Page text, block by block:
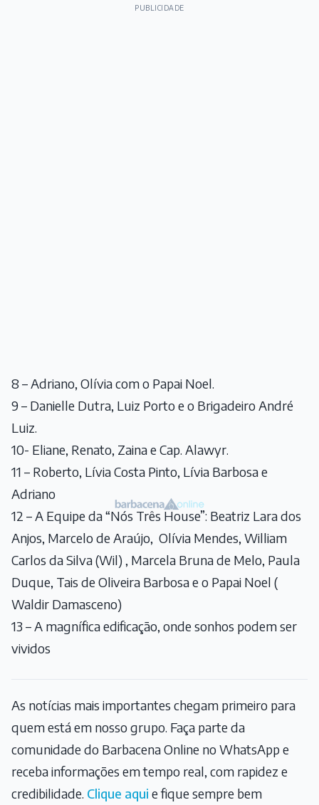
PUBLICIDADE
8 – Adriano, Olívia com o Papai Noel.
9 – Danielle Dutra, Luiz Porto e o Brigadeiro André
Luiz.
10- Eliane, Renato, Zaina e Cap. Alawyr.
11 – Roberto, Lívia Costa Pinto, Lívia Barbosa e
Adriano
12 – A Equipe da “Nós Três House”: Beatriz Lara dos
Anjos, Marcelo de Araújo, Olívia Mendes, William
Carlos da Silva (Wil) , Marcela Bruna de Melo, Paula
Duque, Tais de Oliveira Barbosa e o Papai Noel (
Waldir Damasceno)
13 – A magnífica edificação, onde sonhos podem ser
vividos
As notícias mais importantes chegam primeiro para
quem está em nosso grupo. Faça parte da
comunidade do Barbacena Online no WhatsApp e
receba informações em tempo real, com rapidez e
credibilidade. Clique aqui e fique sempre bem